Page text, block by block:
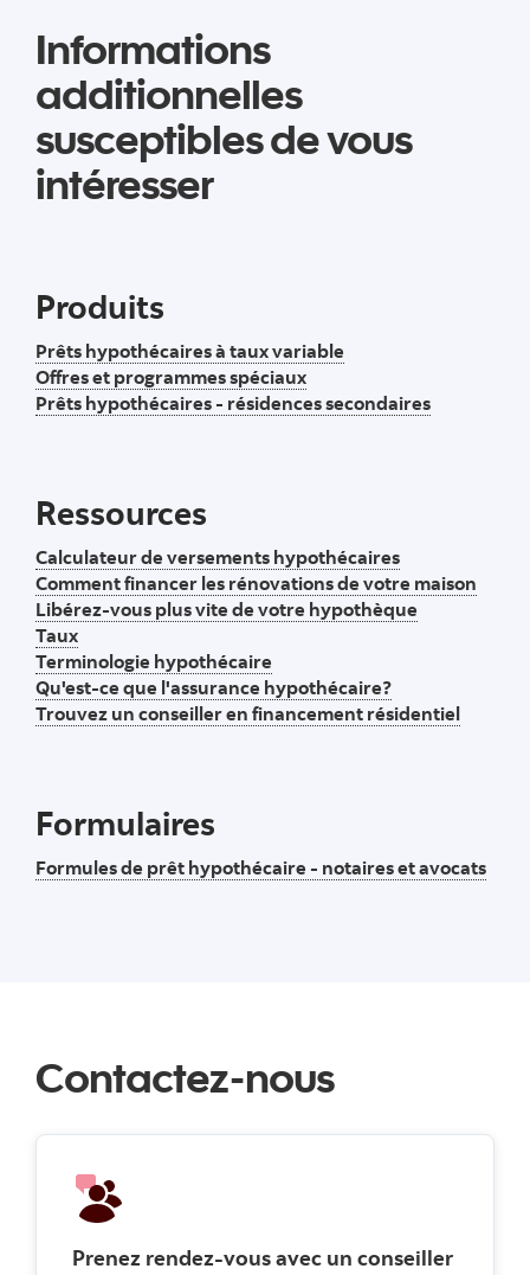
Informations
additionnelles
susceptibles de vous
intéresser
Produits
Prêts hypothécaires à taux variable
Offres et programmes spéciaux
Prêts hypothécaires - résidences secondaires
Ressources
Calculateur de versements hypothécaires
Comment financer les rénovations de votre maison
Libérez-vous plus vite de votre hypothèque
Taux
Terminologie hypothécaire
Qu'est-ce que l'assurance hypothécaire?
Trouvez un conseiller en financement résidentiel
Formulaires
Formules de prêt hypothécaire - notaires et avocats
Contactez-nous
Prenez rendez-vous avec un conseiller